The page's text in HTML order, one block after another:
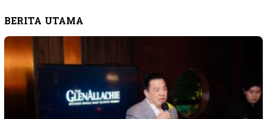
BERITA UTAMA